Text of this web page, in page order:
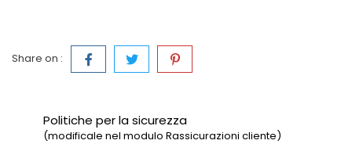
Share on :
Politiche per la sicurezza
(modificale nel modulo Rassicurazioni cliente)